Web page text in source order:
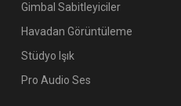
Gimbal Sabitleyiciler
Havadan Görüntüleme
Stüdyo Işık
Pro Audio Ses